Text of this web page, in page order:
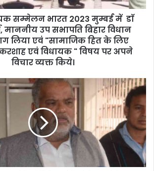
सम्मेलन भारत 2023 मुम्बई में डाॅ
माननीय उप सभापति बिहार विधान
लिया एवं "सामाजिक हित के लिए
एवं विधायक " विषय पर अपने
विचार व्यक्त किये।